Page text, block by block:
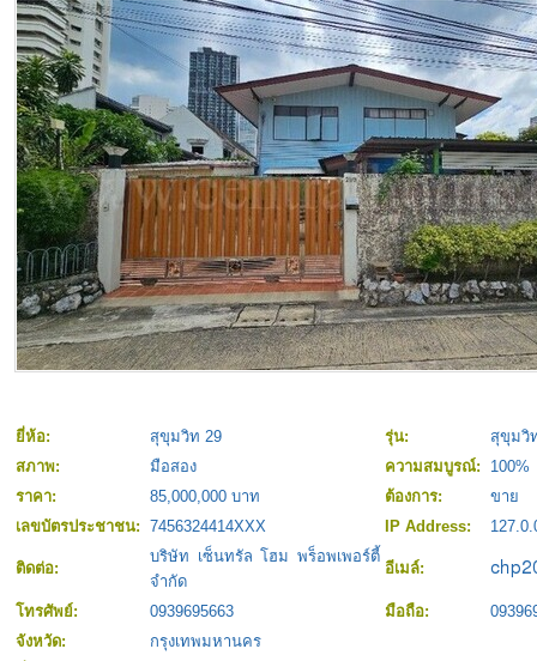
ยี่ห้อ: สุขุมวิท 29 รุ่น:
สุขุมวิ
สภาพ:
มือสอง ความสมบูรณ์:
100%
ราคา:
85,000,000 บาท ต้องการ:
ขาย
เลขบัตรประชาชน: 7456324414XXX IP Address:
ติดต่อ:
บริษัท เซ็นทรัล โฮม พร็อพเพอร์ตี้
จำกัด
อีเมล์:
โทรศัพย์: 0939695663 มือถือ:
จังหวัด:
กรุงเทพมหานคร